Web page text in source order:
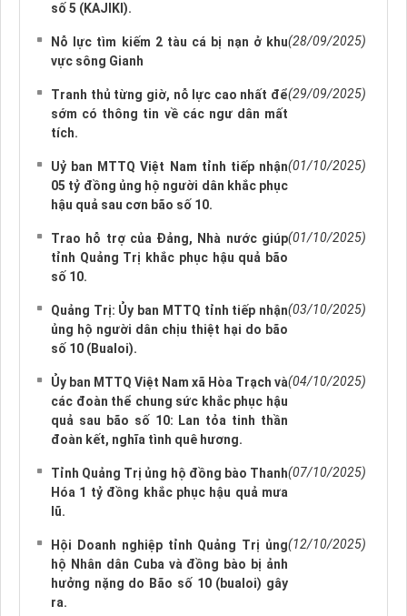
số 5 (KAJIKI).
Nỗ lực tìm kiếm 2 tàu cá bị nạn ở khu
vực sông Gianh
(28/09/2025)
Tranh thủ từng giờ, nỗ lực cao nhất để
sớm có thông tin về các ngư dân mất
tích.
(29/09/2025)
Uỷ ban MTTQ Việt Nam tỉnh tiếp nhận
05 tỷ đồng ủng hộ người dân khắc phục
hậu quả sau cơn bão số 10.
(01/10/2025)
Trao hỗ trợ của Đảng, Nhà nước giúp
tỉnh Quảng Trị khắc phục hậu quả bão
số 10.
(01/10/2025)
Quảng Trị: Ủy ban MTTQ tỉnh tiếp nhận
ủng hộ người dân chịu thiệt hại do bão
số 10 (Bualoi).
(03/10/2025)
Ủy ban MTTQ Việt Nam xã Hòa Trạch và
các đoàn thể chung sức khắc phục hậu
quả sau bão số 10: Lan tỏa tinh thần
đoàn kết, nghĩa tình quê hương.
(04/10/2025)
Tỉnh Quảng Trị ủng hộ đồng bào Thanh
Hóa 1 tỷ đồng khắc phục hậu quả mưa
lũ.
(07/10/2025)
Hội Doanh nghiệp tỉnh Quảng Trị ủng
hộ Nhân dân Cuba và đồng bào bị ảnh
hưởng nặng do Bão số 10 (bualoi) gây
ra.
(12/10/2025)